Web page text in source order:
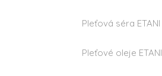
Pleťová séra ETANI
Pleťové oleje ETANI